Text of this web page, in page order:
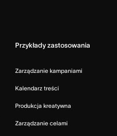
Przykłady zastosowania
Zarządzanie kampaniami
Kalendarz treści
Produkcja kreatywna
Zarządzanie celami